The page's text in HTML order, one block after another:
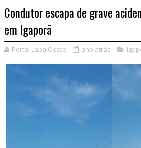
Condutor escapa de grave
em Igaporã
Portal Lapa Oeste ano atrás